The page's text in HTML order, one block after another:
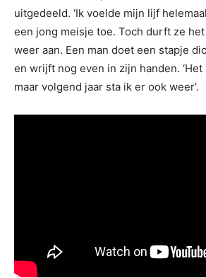
uitgedeeld. ‘Ik voelde mijn lijf
een jong meisje toe. Toch durft ze
weer aan. Een man doet een stapje
en wrijft nog even in zijn handen.
maar volgend jaar sta ik er ook weer’.